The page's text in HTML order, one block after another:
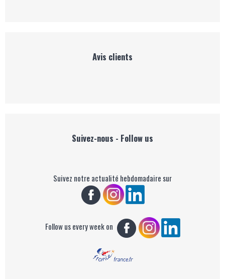
Avis clients
Suivez-nous - Follow us
Suivez notre actualité hebdomadaire sur
Follow us every week on